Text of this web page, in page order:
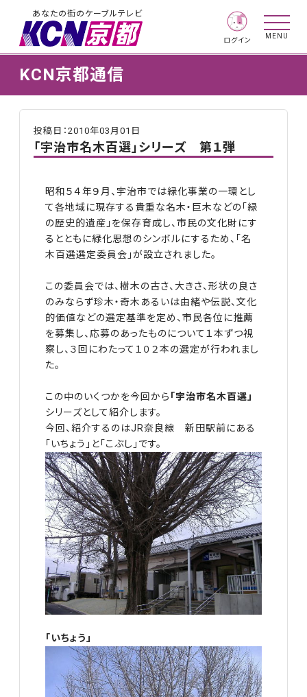
あなたの街のケーブルテレビ
ログイン
MENU
KCN京都通信
投稿日：2010年03月01日
「宇治市名木百選」シリーズ 第１弾
昭和５４年９月、宇治市では緑化事業の一環とし
て各地域に現存する貴重な名木・巨木などの「緑
の歴史的遺産」を保存育成し、市民の文化財にす
るとともに緑化思想のシンボルにするため、「名
木百選選定委員会」が設立されました。
この委員会では、樹木の古さ、大きさ、形状の良さ
のみならず珍木・奇木あるいは由緒や伝説、文化
的価値などの選定基準を定め、市民各位に推薦
を募集し、応募のあったものについて１本ずつ視
察し、３回にわたって１０２本の選定が行われまし
た。
この中のいくつかを今回から 「宇治市名木百選」
シリーズとして紹介します。
今回、紹介するのはJR奈良線 新田駅前にある
「いちょう」と「こぶし」です。
「いちょう」